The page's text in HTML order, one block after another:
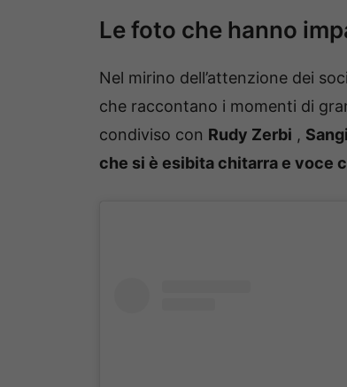
Le foto che hanno
Nel mirino dell’attenzione dei
che raccontano i momenti di
condiviso con Rudy Zerbi ,
che si è esibita chitarra e voce